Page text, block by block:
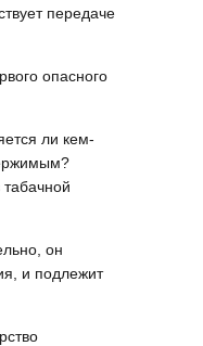
передаче
опасного
ли кем-
он
и подлежит